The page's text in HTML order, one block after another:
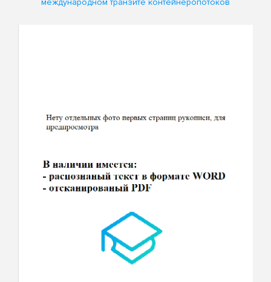
международном транзите контейнеропотоков